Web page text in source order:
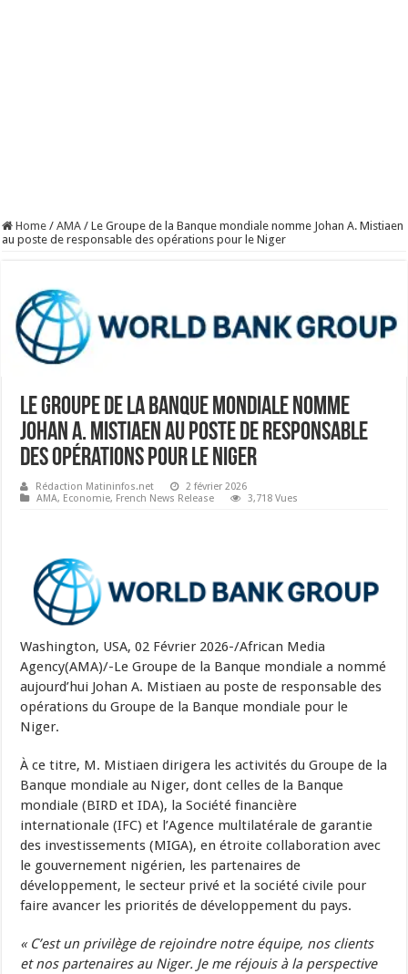
Home / AMA / Le Groupe de la Banque mondiale nomme Johan A. Mistiaen
au poste de responsable des opérations pour le Niger
Le Groupe de la Banque mondiale nomme
Johan A. Mistiaen au poste de responsable
des opérations pour le Niger
Rédaction Matininfos.net
2 février 2026
AMA, Economie, French News Release 3,718 Vues
Washington, USA, 02 Février 2026-/African Media
Agency(AMA)/-Le Groupe de la Banque mondiale a nommé
aujourd’hui Johan A. Mistiaen au poste de responsable des
opérations du Groupe de la Banque mondiale pour le
Niger.
À ce titre, M. Mistiaen dirigera les activités du Groupe de la
Banque mondiale au Niger, dont celles de la Banque
mondiale (BIRD et IDA), la Société financière
internationale (IFC) et l’Agence multilatérale de garantie
des investissements (MIGA), en étroite collaboration avec
le gouvernement nigérien, les partenaires de
développement, le secteur privé et la société civile pour
faire avancer les priorités de développement du pays.
« C’est un privilège de rejoindre notre équipe, nos clients
et nos partenaires au Niger. Je me réjouis à la perspective